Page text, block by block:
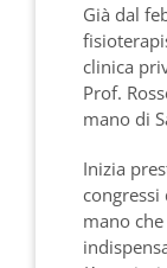
Già dal
clinica
Prof.
mano di
Inizia
mano